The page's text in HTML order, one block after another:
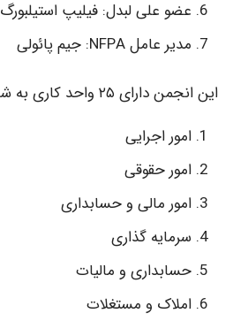
عضو علی لبدل: فیلیپ استیلبورگ
مدیر عامل NFPA: جیم پائولی
این انجمن دارای ۲۵ واحد کاری به شرح زیر می باشد
امور اجرایی
امور حقوقی
امور مالی و حسابداری
سرمایه گذاری
حسابداری و مالیات
املاک و مستغلات